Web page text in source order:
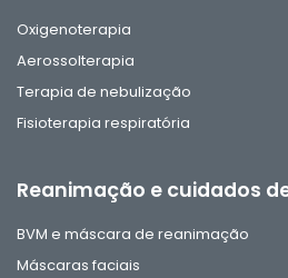
Oxigenoterapia
Aerossolterapia
Terapia de nebulização
Fisioterapia respiratória
Reanimação e cuidados
BVM e máscara de reanimação
Máscaras faciais